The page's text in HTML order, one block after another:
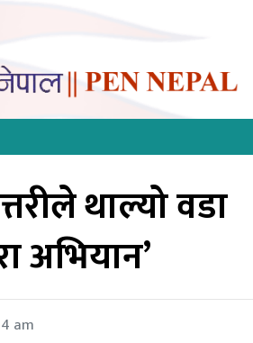
थाल्यो वडा
अभियान’
am